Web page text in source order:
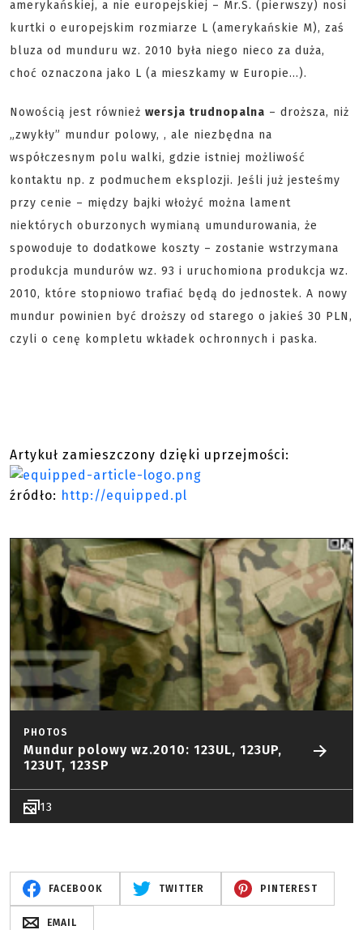
amerykańskiej, a nie europejskiej – Mr.S. (pierwszy) nosi
kurtki o europejskim rozmiarze L (amerykańskie M), zaś
bluza od munduru wz. 2010 była niego nieco za duża,
choć oznaczona jako L (a mieszkamy w Europie…).
Nowością jest również wersja trudnopalna – droższa, niż
„zwykły” mundur polowy, , ale niezbędna na
współczesnym polu walki, gdzie istniej możliwość
kontaktu np. z podmuchem eksplozji. Jeśli już jesteśmy
przy cenie – między bajki włożyć można lament
niektórych oburzonych wymianą umundurowania, że
spowoduje to dodatkowe koszty – zostanie wstrzymana
produkcja mundurów wz. 93 i uruchomiona produkcja wz.
2010, które stopniowo trafiać będą do jednostek. A nowy
mundur powinien być droższy od starego o jakieś 30 PLN,
czyli o cenę kompletu wkładek ochronnych i paska.
Artykuł zamieszczony dzięki uprzejmości:
źródło: http://equipped.pl
PHOTOS
Mundur polowy wz.2010: 123UL, 123UP,
123UT, 123SP
13
FACEBOOK TWITTER PINTEREST
EMAIL